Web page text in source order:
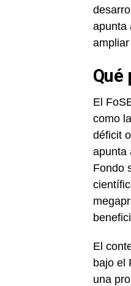
apunta
Qué
El
como
déficit
apunta
Fondo
El
bajo el
una